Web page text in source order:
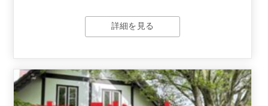
詳細を見る